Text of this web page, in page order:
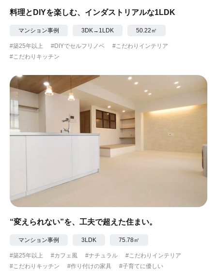
料理とDIYを楽しむ、インダストリアルな1LDK
マンション事例 3DK→1LDK 50.22㎡
#築25年以上 #DIYでセルフリノベ
#こだわりインテリア
#こだわりキッチン
“変えられない”を、工夫で超えた住まい。
マンション事例 3LDK 75.78㎡
#築25年以上 #カフェ風 #ナチュラル
#こだわりインテリア
#こだわりキッチン
#作り付けの家具 #子育てに優しい